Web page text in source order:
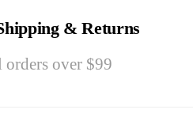
& Returns
orders over $99